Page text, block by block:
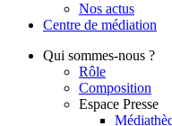
Nos actus
Centre de médiation
Qui sommes-nous ?
Rôle
Composition
Espace Presse